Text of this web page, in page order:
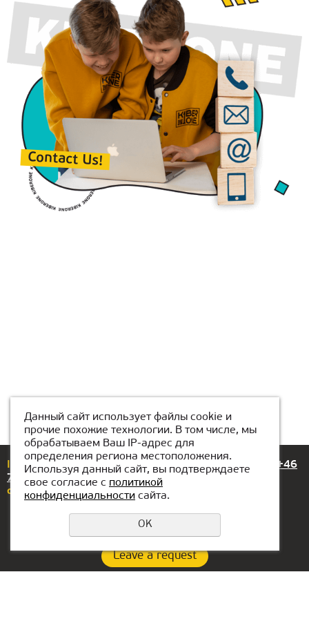
Contact Us!
If you have any questions or suggestions, please call
+46
72-318 99 89
or email us atstockholm@kiber1.com
Leave a request
Данный сайт использует файлы cookie и
прочие похожие технологии. В том числе, мы
обрабатываем Ваш IP-адрес для
определения региона местоположения.
Используя данный сайт, вы подтверждаете
свое согласие с политикой
конфиденциальности сайта.
OK